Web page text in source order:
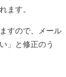
ます。
すので、メール
」と修正のう